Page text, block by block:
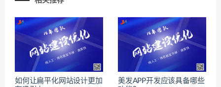
如何让扁平化网站设计更加
美发APP开发应该具备哪些